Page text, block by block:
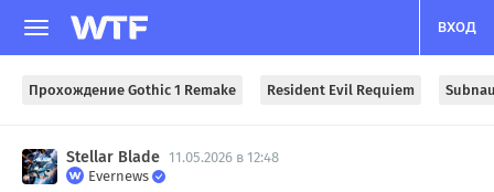
ВХОД
Прохождение Gothic 1 Remake Resident Evil Requiem
Stellar Blade 11.05.2026 в 12:48
Evernews